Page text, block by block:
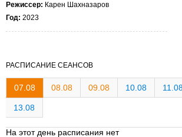
Режиссер: Карен Шахназаров
Год: 2023
РАСПИСАНИЕ СЕАНСОВ
07.08 08.08 09.08 10.08
13.08
На этот день расписания нет